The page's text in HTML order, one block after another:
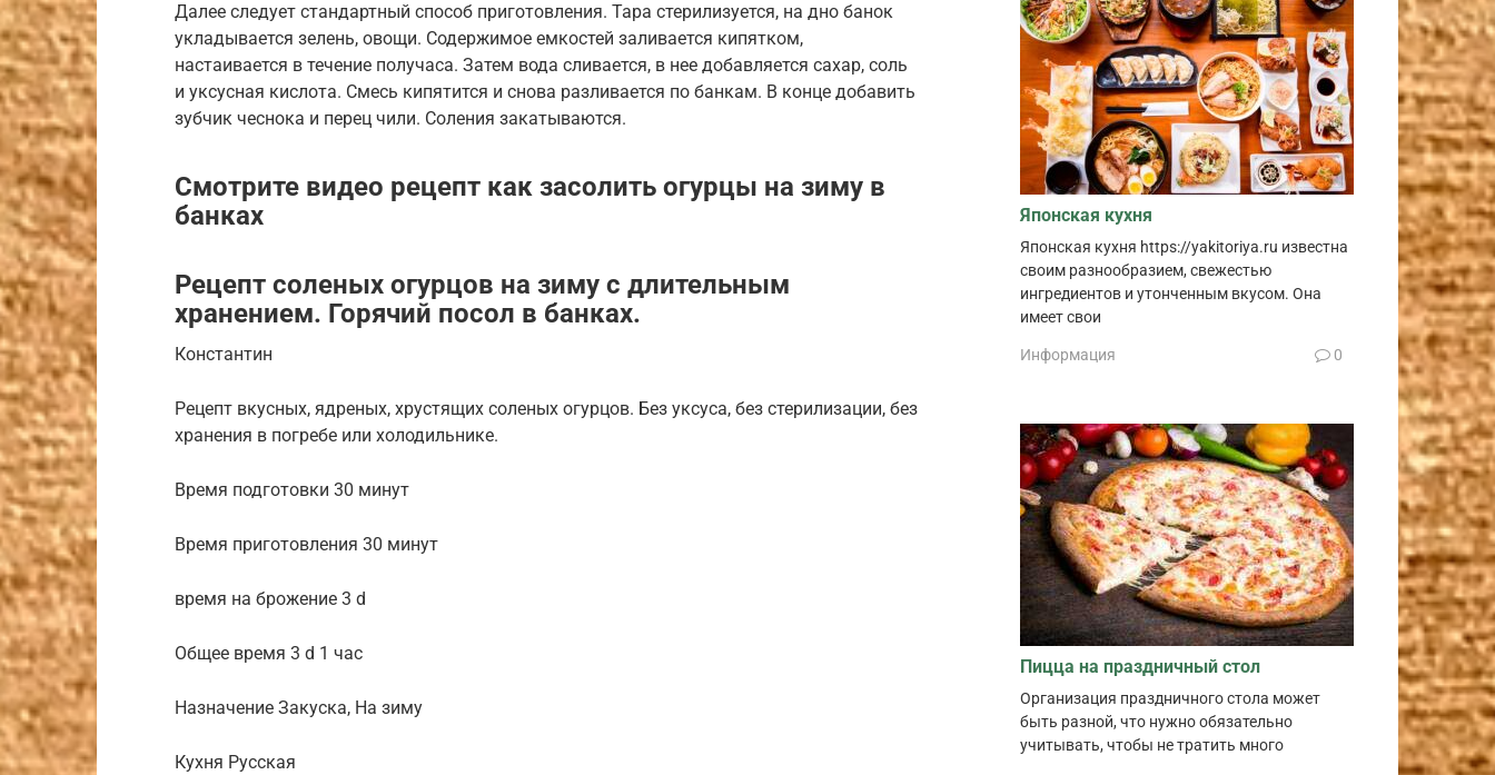
Далее следует стандартный способ приготовления. Тара стерилизуется, на дно банок
укладывается зелень, овощи. Содержимое емкостей заливается кипятком,
настаивается в течение получаса. Затем вода сливается, в нее добавляется сахар, соль
и уксусная кислота. Смесь кипятится и снова разливается по банкам. В конце добавить
зубчик чеснока и перец чили. Соления закатываются.
Смотрите видео рецепт как засолить огурцы на зиму в
банках
Рецепт соленых огурцов на зиму с длительным
хранением. Горячий посол в банках.
Константин
Рецепт вкусных, ядреных, хрустящих соленых огурцов. Без уксуса, без стерилизации, без
хранения в погребе или холодильнике.
Время подготовки 30 минут
Время приготовления 30 минут
время на брожение 3 d
Общее время 3 d 1 час
Назначение Закуска, На зиму
Кухня Русская
Японская кухня
Японская кухня https://yakitoriya.ru известна
своим разнообразием, свежестью
ингредиентов и утонченным вкусом. Она
имеет свои
Информация 0
Пицца на праздничный стол
Организация праздничного стола может
быть разной, что нужно обязательно
учитывать, чтобы не тратить много